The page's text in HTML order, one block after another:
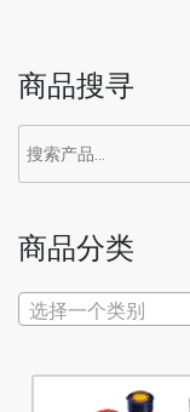
商品搜寻
商品分类
选择一个类别